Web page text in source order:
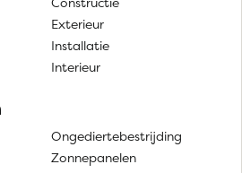
Exterieur
Installatie
Interieur
Ongediertebestrijding
Zonnepanelen